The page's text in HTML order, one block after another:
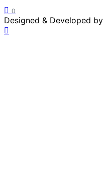
0
Designed & Developed by